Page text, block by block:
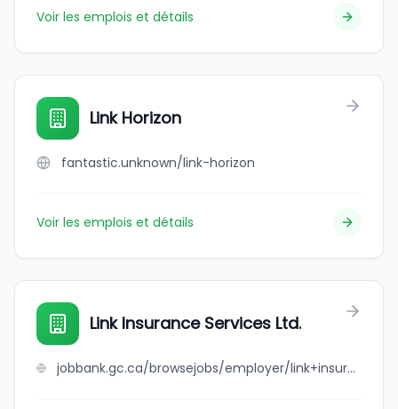
Voir les emplois et détails
Link Horizon
fantastic.unknown/link-horizon
Voir les emplois et détails
Link Insurance Services Ltd.
jobbank.gc.ca/browsejobs/employer/link+insurance+services+ltd./ca